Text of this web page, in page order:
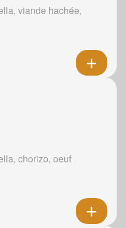
viande hachée,
chorizo, oeuf